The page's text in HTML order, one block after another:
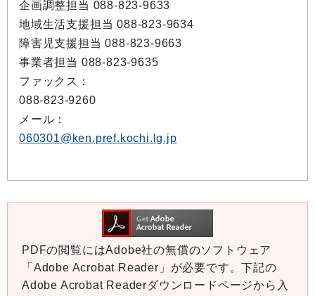
企画調整担当 088-823-9633
地域生活支援担当 088-823-9634
障害児支援担当 088-823-9663
事業者担当 088-823-9635
ファックス：
088-823-9260
メール：
060301@ken.pref.kochi.lg.jp
PDFの閲覧にはAdobe社の無償のソフトウェア
「Adobe Acrobat Reader」が必要です。下記の
Adobe Acrobat Readerダウンロードページから入